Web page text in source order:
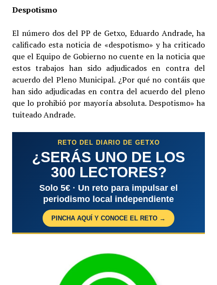
Despotismo
El número dos del PP de Getxo, Eduardo Andrade, ha
calificado esta noticia de «despotismo» y ha criticado
que el Equipo de Gobierno no cuente en la noticia que
estos trabajos han sido adjudicados en contra del
acuerdo del Pleno Municipal. ¿Por qué no contáis que
han sido adjudicadas en contra del acuerdo del pleno
que lo prohibió por mayoría absoluta. Despotismo» ha
tuiteado Andrade.
RETO DEL DIARIO DE GETXO
¿SERÁS UNO DE LOS
300 LECTORES?
Solo 5€ · Un reto para impulsar el
periodismo local independiente
PINCHA AQUÍ Y CONOCE EL RETO →